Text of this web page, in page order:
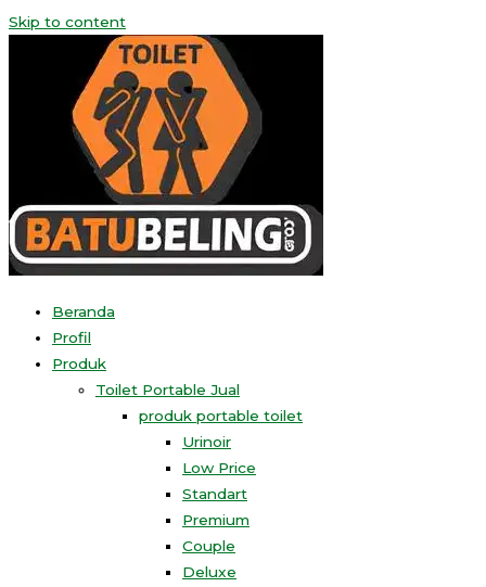
Skip to content
Beranda
Profil
Produk
Toilet Portable Jual
produk portable toilet
Urinoir
Low Price
Standart
Premium
Couple
Deluxe